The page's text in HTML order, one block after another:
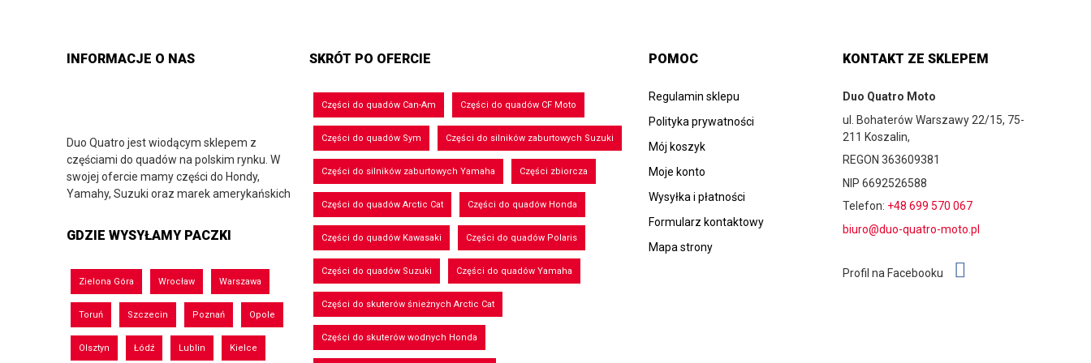
INFORMACJE O NAS
Duo Quatro jest wiodącym sklepem z
częściami do quadów na polskim rynku. W
swojej ofercie mamy części do Hondy,
Yamahy, Suzuki oraz marek amerykańskich
GDZIE WYSYŁAMY PACZKI
Zielona Góra Wrocław Warszawa
Toruń Szczecin Poznań Opole
Olsztyn Łódź Lublin Kielce
SKRÓT PO OFERCIE
Części do quadów Can-Am Części do quadów CF Moto
Części do quadów Sym Części do silników zaburtowych Suzuki
Części do silników zaburtowych Yamaha Części zbiorcza
Części do quadów Arctic Cat Części do quadów Honda
Części do quadów Kawasaki Części do quadów Polaris
Części do quadów Suzuki Części do quadów Yamaha
Części do skuterów śnieżnych Arctic Cat
Części do skuterów wodnych Honda
POMOC
Regulamin sklepu
Polityka prywatności
Mój koszyk
Moje konto
Wysyłka i płatności
Formularz kontaktowy
Mapa strony
KONTAKT ZE SKLEPEM
Duo Quatro Moto
ul. Bohaterów Warszawy 22/15, 75-
211 Koszalin,
REGON 363609381
NIP 6692526588
Telefon: +48 699 570 067
biuro@duo-quatro-moto.pl
Profil na Facebooku